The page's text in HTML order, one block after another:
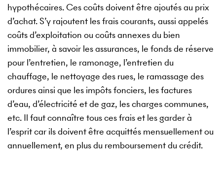
hypothécaires. Ces coûts doivent être ajoutés au prix
d’achat. S’y rajoutent les frais courants, aussi appelés
coûts d’exploitation ou coûts annexes du bien
immobilier, à savoir les assurances, le fonds de réserve
pour l’entretien, le ramonage, l’entretien du
chauffage, le nettoyage des rues, le ramassage des
ordures ainsi que les impôts fonciers, les factures
d’eau, d’électricité et de gaz, les charges communes,
etc. Il faut connaître tous ces frais et les garder à
l’esprit car ils doivent être acquittés mensuellement ou
annuellement, en plus du remboursement du crédit.